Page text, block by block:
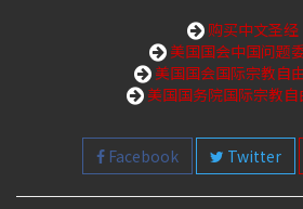
购买中文圣经
美国国会中国问题
美国国会国际宗教自
美国国务院国际宗教自
Facebook Twitter